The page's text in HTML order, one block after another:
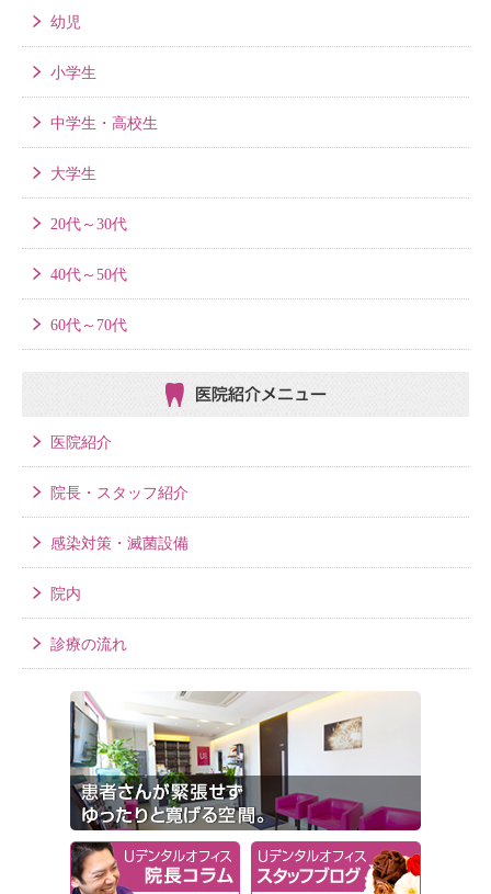
幼児
小学生
中学生・高校生
大学生
20代～30代
40代～50代
60代～70代
医院紹介メニュー
医院紹介
院長・スタッフ紹介
感染対策・滅菌設備
院内
診療の流れ